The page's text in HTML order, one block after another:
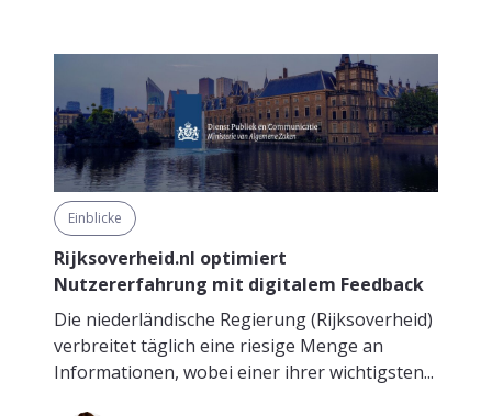
Einblicke
Rijksoverheid.nl optimiert
Nutzererfahrung mit digitalem Feedback
Die niederländische Regierung (Rijksoverheid)
verbreitet täglich eine riesige Menge an
Informationen, wobei einer ihrer wichtigsten...